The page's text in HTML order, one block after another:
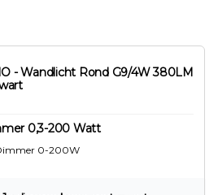
- Wandlicht Rond G9/4W 380LM
0,3-200 Watt
0-200W